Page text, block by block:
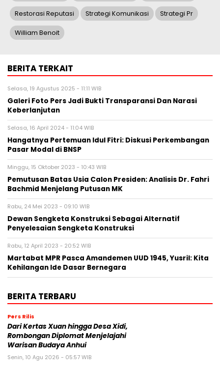
Restorasi Reputasi Strategi Komunikasi Strategi Pr
William Benoit
BERITA TERKAIT
Selasa, 19 Agustus 2025 - 11:11 WIB
Galeri Foto Pers Jadi Bukti Transparansi Dan Narasi
Keberlanjutan
Selasa, 16 April 2024 - 11:04 WIB
Hangatnya Pertemuan Idul Fitri: Diskusi Perkembangan
Pasar Modal di BNSP
Minggu, 15 Oktober 2023 - 10:43 WIB
Pemutusan Batas Usia Calon Presiden: Analisis Dr. Fahri
Bachmid Menjelang Putusan MK
Rabu, 24 Mei 2023 - 09:10 WIB
Dewan Sengketa Konstruksi Sebagai Alternatif
Penyelesaian Sengketa Konstruksi
Rabu, 12 April 2023 - 20:52 WIB
Martabat MPR Pasca Amandemen UUD 1945, Yusril: Kita
Kehilangan Ide Dasar Bernegara
BERITA TERBARU
Pers Rilis
Dari Kertas Xuan hingga Desa Xidi,
Rombongan Diplomat Menjelajahi
Warisan Budaya Anhui
Senin, 10 Agu 2026 - 05:57 WIB